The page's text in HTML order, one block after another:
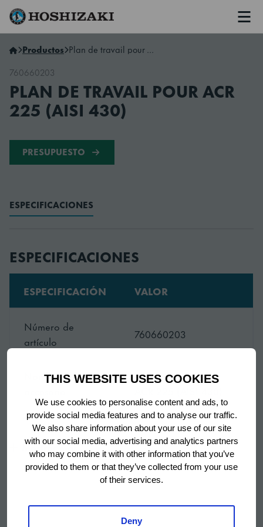
THIS WEBSITE USES COOKIES
We use cookies to personalise content and ads, to
provide social media features and to analyse our traffic.
We also share information about your use of our site
with our social media, advertising and analytics partners
who may combine it with other information that you’ve
provided to them or that they’ve collected from your use
of their services.
Deny
Hoshizaki Spain
Productos
Plan de travail pour ACR 225 (AISI 430)
760660203
PLAN DE TRAVAIL POUR ACR
225 (AISI 430)
PRESUPUESTO
ESPECIFICACIONES
ESPECIFICACIONES
ESPECIFICACIÓN VALOR
Número de
artículo
760660203
Nombre del
Plan de travail pour
SKU
760660203
Mostrar más